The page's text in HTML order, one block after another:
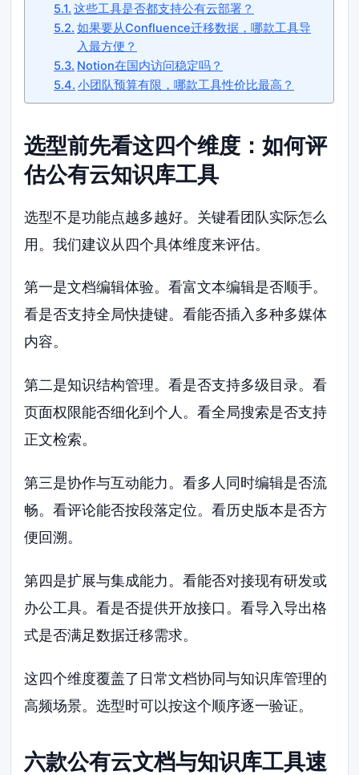
这些工具是否都支持公有云部署？
如果要从Confluence迁移数据，哪款工具导
入最方便？
Notion在国内访问稳定吗？
小团队预算有限，哪款工具性价比最高？
选型前先看这四个维度：如何评
估公有云知识库工具
选型不是功能点越多越好。关键看团队实际怎么
用。我们建议从四个具体维度来评估。
第一是文档编辑体验。看富文本编辑是否顺手。
看是否支持全局快捷键。看能否插入多种多媒体
内容。
第二是知识结构管理。看是否支持多级目录。看
页面权限能否细化到个人。看全局搜索是否支持
正文检索。
第三是协作与互动能力。看多人同时编辑是否流
畅。看评论能否按段落定位。看历史版本是否方
便回溯。
第四是扩展与集成能力。看能否对接现有研发或
办公工具。看是否提供开放接口。看导入导出格
式是否满足数据迁移需求。
这四个维度覆盖了日常文档协同与知识库管理的
高频场景。选型时可以按这个顺序逐一验证。
六款公有云文档与知识库工具速